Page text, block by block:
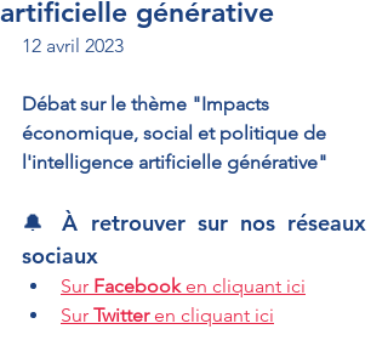
artificielle générative
12 avril 2023
Débat sur le thème "Impacts
économique, social et politique de
l'intelligence artificielle générative"
🔔 À retrouver sur nos réseaux
sociaux
Sur Facebook en cliquant ici
Sur Twitter en cliquant ici